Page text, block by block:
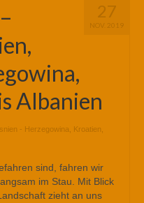
27
NOV. 2019
Albanien
- Herzegowina Kroatien
sind, fahren wir
im Stau. Mit Blick
zieht an uns